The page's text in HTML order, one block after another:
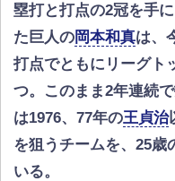
塁打と打点の2冠を手
た巨人の岡本和真は、
打点でともにリーグト
つ。このまま2年連続
は1976、77年の王貞治
を狙うチームを、25歳
いる。